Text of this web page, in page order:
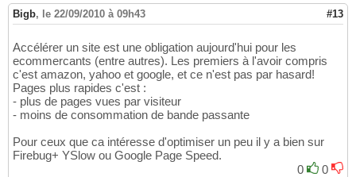
Bigb, le 22/09/2010 à 09h43 #13
Accélérer un site est une obligation aujourd'hui pour les
ecommercants (entre autres). Les premiers à l'avoir compris
c'est amazon, yahoo et google, et ce n'est pas par hasard!
Pages plus rapides c'est :
- plus de pages vues par visiteur
- moins de consommation de bande passante
Pour ceux que ca intéresse d'optimiser un peu il y a bien sur
Firebug+ YSlow ou Google Page Speed.
0
0